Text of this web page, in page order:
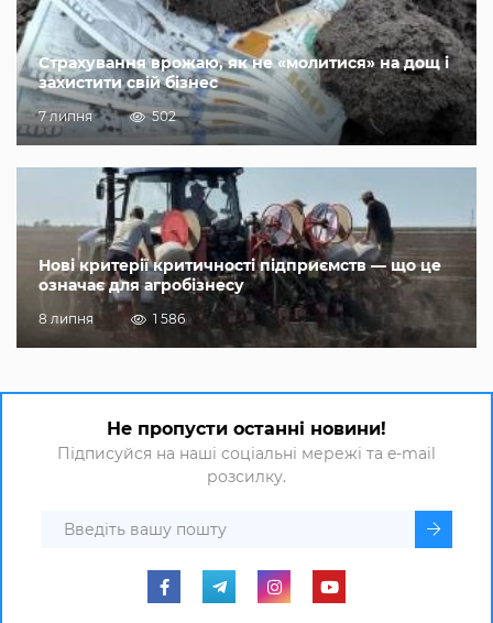
Страхування врожаю, як не «молитися» на дощ і
захистити свій бізнес
7 липня 502
Нові критерії критичності підприємств — що це
означає для агробізнесу
8 липня 1 586
Не пропусти останні новини!
Підписуйся на наші соціальні мережі та e-mail
розсилку.